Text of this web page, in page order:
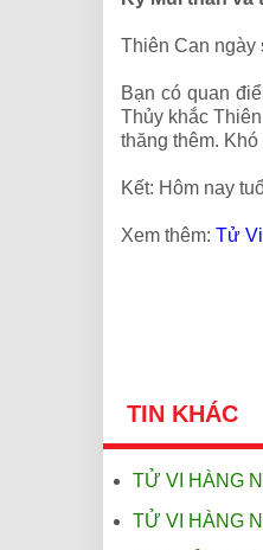
Thiên Can ngày
Bạn có quan
Thủy khắc
thăng thêm.
Kết: Hôm nay
Xem thêm: Tử
TIN KHÁC
TỬ VI HÀNG
TỬ VI HÀNG